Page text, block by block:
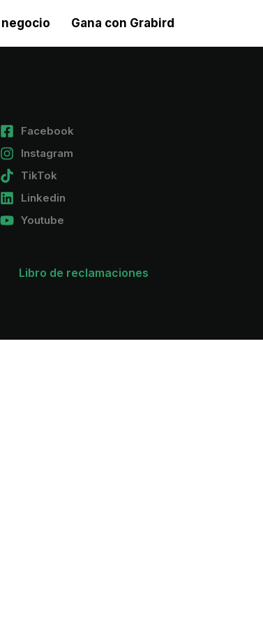
Gana con Grabird
Facebook
Instagram
TikTok
Linkedin
Youtube
Libro de reclamaciones